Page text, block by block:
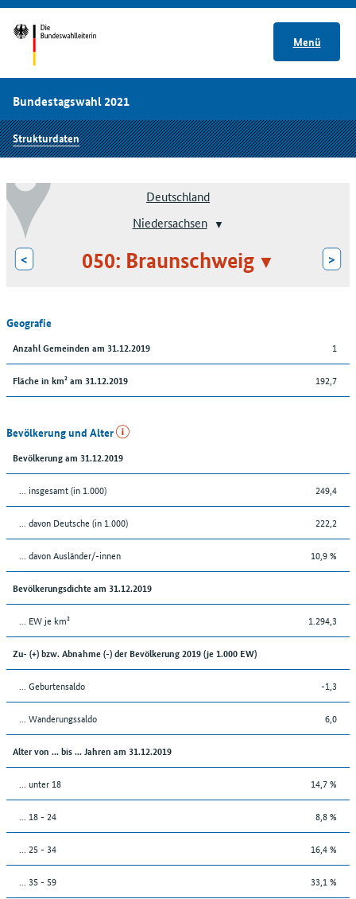
Menü
Bundestagswahl 2021
Strukturdaten
Deutschland
Niedersachsen
< 050: Braunschweig >
Geografie
Anzahl Gemeinden am 31.12.2019 1
Fläche in km² am 31.12.2019 192,7
Bevölkerung und Alter
Bevölkerung am 31.12.2019
... insgesamt (in 1.000) 249,4
... davon Deutsche (in 1.000) 222,2
... davon Ausländer/-innen 10,9 %
Bevölkerungsdichte am 31.12.2019
... EW je km² 1.294,3
Zu- (+) bzw. Abnahme (-) der Bevölkerung 2019 (je 1.000 EW)
... Geburtensaldo -1,3
... Wanderungssaldo 6,0
Alter von ... bis ... Jahren am 31.12.2019
... unter 18 14,7 %
... 18 - 24 8,8 %
... 25 - 34 16,4 %
... 35 - 59 33,1 %